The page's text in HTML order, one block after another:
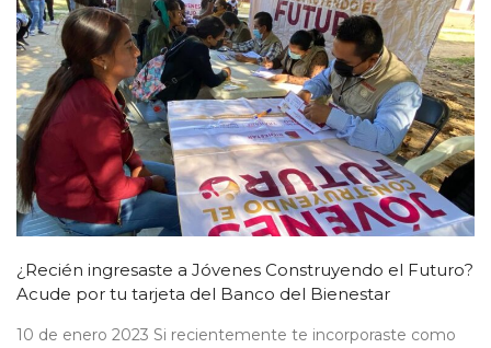
¿Recién ingresaste a Jóvenes Construyendo el Futuro?
Acude por tu tarjeta del Banco del Bienestar
10 de enero 2023 Si recientemente te incorporaste como